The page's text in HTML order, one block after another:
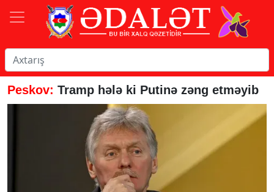
Peskov: Tramp hələ ki Putinə zəng etməyib